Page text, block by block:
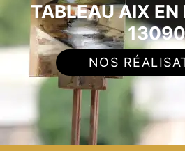
TABLEAU AIX EN
13090
NOS